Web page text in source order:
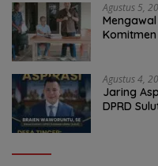
Agustus 5,
Komitmen
Agustus 4,
Jaring
DPRD